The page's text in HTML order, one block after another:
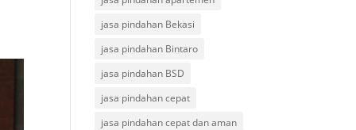
jasa pindahan Bekasi
jasa pindahan Bintaro
jasa pindahan BSD
jasa pindahan cepat
jasa pindahan cepat dan aman